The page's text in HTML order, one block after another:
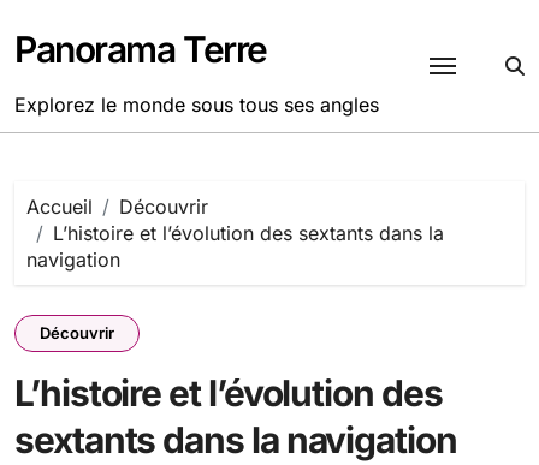
au
contenu
Panorama Terre
Explorez le monde sous tous ses angles
Accueil
Découvrir
L’histoire et l’évolution des sextants dans la
navigation
Découvrir
L’histoire et l’évolution des
sextants dans la navigation